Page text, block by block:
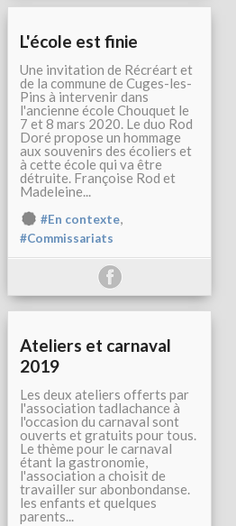
L'école est finie
Une invitation de Récréart et
de la commune de Cuges-les-
Pins à intervenir dans
l'ancienne école Chouquet le
7 et 8 mars 2020. Le duo Rod
Doré propose un hommage
aux souvenirs des écoliers et
à cette école qui va être
détruite. Françoise Rod et
Madeleine...
#En contexte,
#Commissariats
Ateliers et carnaval
2019
Les deux ateliers offerts par
l'association tadlachance à
l'occasion du carnaval sont
ouverts et gratuits pour tous.
Le thème pour le carnaval
étant la gastronomie,
l'association a choisit de
travailler sur abonbondanse.
les enfants et quelques
parents...